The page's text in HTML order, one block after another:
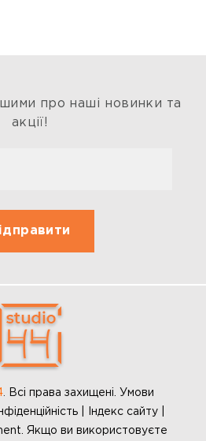
про наші новинки та
акції!
Всі права захищені. Умови
| Індекс сайту |
Якщо ви використовуєте